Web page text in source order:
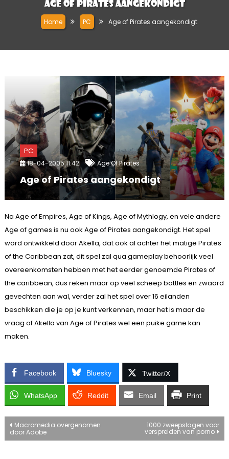
Age of Pirates aangekondigt
Home PC Age of Pirates aangekondigt
PC
18-04-2005 11:42 Age Of Pirates
Age of Pirates aangekondigt
Na Age of Empires, Age of Kings, Age of Mythlogy, en vele andere
Age of games is nu ook Age of Pirates aangekondigt. Het spel
word ontwikkeld door Akella, dat ook al achter het matige Pirates
of the Caribbean zat, dit spel zal qua gameplay behoorlijk veel
overeenkomsten hebben met het eerder genoemde Pirates of
the caribbean, dus reken maar op veel scheep battles en zwaard
gevechten aan wal, verder zal het spel over 16 eilanden
beschikken die je op je kunt verkennen, maar het is maar de
vraag of Akella van Age of Pirates wel een puike game kan
maken.
Facebook Bluesky Twitter/X
WhatsApp Reddit Email Print
Bericht
Macromedia overgenomen
door Adobe
1000 zweepslagen voor
verspreiden van porno